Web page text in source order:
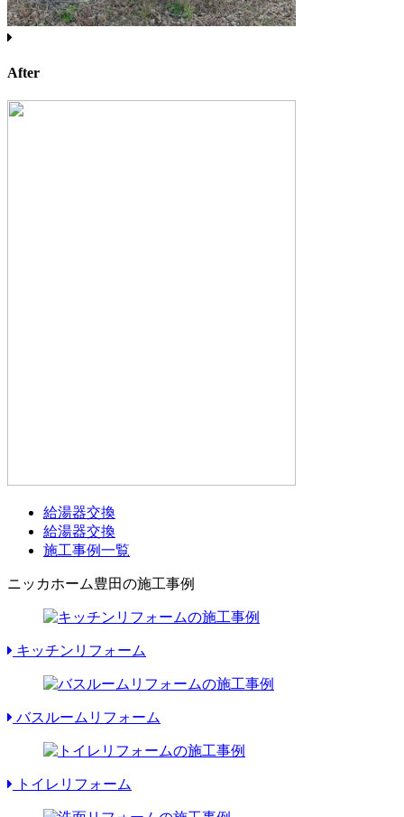
After
給湯器交換
給湯器交換
施工事例一覧
ニッカホーム豊田の施工事例
キッチンリフォーム
バスルームリフォーム
トイレリフォーム